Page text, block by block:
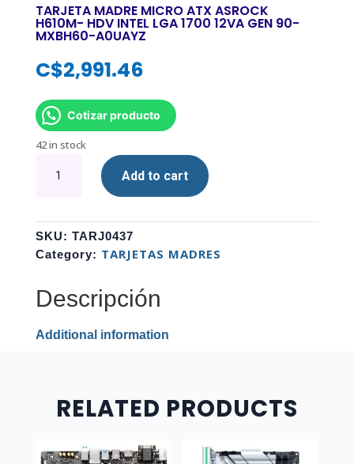
TARJETA MADRE MICRO ATX ASROCK
H610M- HDV INTEL LGA 1700 12VA GEN 90-
MXBH60-A0UAYZ
C$2,991.46
Cotizar producto
42 in stock
MADRE
ASROCK
H610M-
INTEL
LGA
12VA
MXBH60-
A0UAYZ
Add to cart
SKU: TARJ0437
Category: TARJETAS MADRES
Descripción
Additional information
RELATED PRODUCTS